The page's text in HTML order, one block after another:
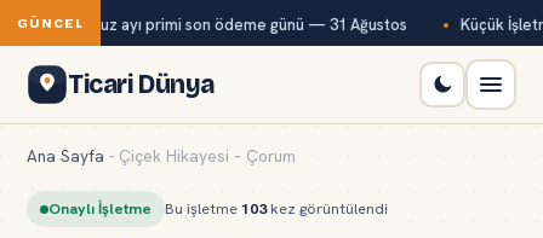
GÜNCEL
Kur temmuz ayı primi son ödeme günü — 31 Ağustos Küçük
Ticari Dünya
Ana Sayfa - Çiçek Hikayesi – Çorum
Onaylı İşletme Bu işletme103kez görüntülendi